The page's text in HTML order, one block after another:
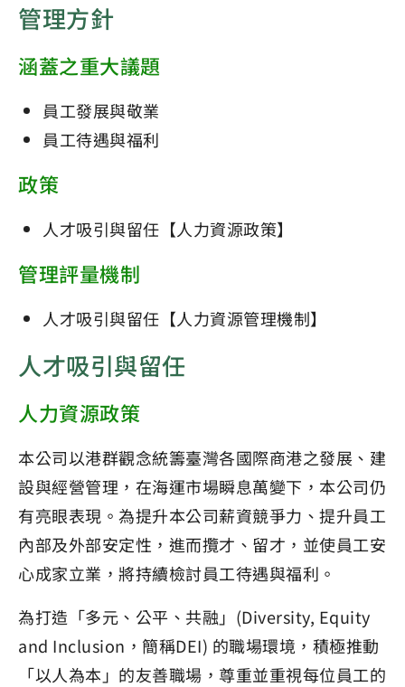
管理方針
涵蓋之重大議題
員工發展與敬業
員工待遇與福利
政策
人才吸引與留任【人力資源政策】
管理評量機制
人才吸引與留任【人力資源管理機制】
人才吸引與留任
人力資源政策
本公司以港群觀念統籌臺灣各國際商港之發展、建
設與經營管理，在海運市場瞬息萬變下，本公司仍
有亮眼表現。為提升本公司薪資競爭力、提升員工
內部及外部安定性，進而攬才、留才，並使員工安
心成家立業，將持續檢討員工待遇與福利。
為打造「多元、公平、共融」(Diversity, Equity
and Inclusion，簡稱DEI) 的職場環境，積極推動
「以人為本」的友善職場，尊重並重視每位員工的